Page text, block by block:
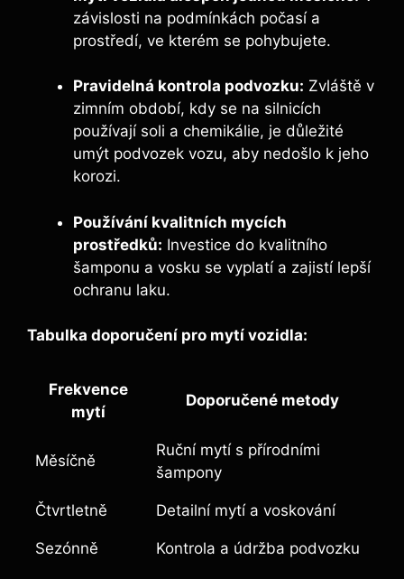
závislosti na podmínkách počasí a
prostředí, ve kterém se pohybujete.
Pravidelná kontrola podvozku: Zvláště v
zimním období, kdy se na silnicích
používají soli a chemikálie, je důležité
umýt podvozek vozu, aby nedošlo k jeho
korozi.
Používání kvalitních mycích
prostředků: Investice do kvalitního
šamponu a vosku se vyplatí a zajistí lepší
ochranu laku.
Tabulka doporučení pro mytí vozidla:
Frekvence
mytí
Doporučené metody
Měsíčně
Ruční mytí s přírodními
šampony
Čtvrtletně Detailní mytí a voskování
Sezónně Kontrola a údržba podvozku